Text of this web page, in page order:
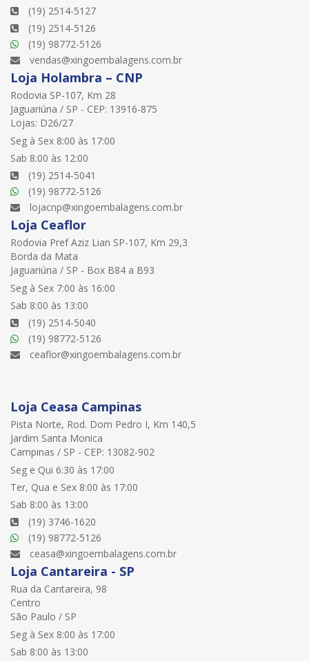
(19) 2514-5127
(19) 2514-5126
(19) 98772-5126
vendas@xingoembalagens.com.br
Loja Holambra – CNP
Rodovia SP-107, Km 28
Jaguariúna / SP - CEP: 13916-875
Lojas: D26/27
Seg à Sex 8:00 às 17:00
Sab 8:00 às 12:00
(19) 2514-5041
(19) 98772-5126
lojacnp@xingoembalagens.com.br
Loja Ceaflor
Rodovia Pref Aziz Lian SP-107, Km 29,3
Borda da Mata
Jaguariúna / SP - Box B84 a B93
Seg à Sex 7:00 às 16:00
Sab 8:00 às 13:00
(19) 2514-5040
(19) 98772-5126
ceaflor@xingoembalagens.com.br
Loja Ceasa Campinas
Pista Norte, Rod. Dom Pedro I, Km 140,5
Jardim Santa Monica
Campinas / SP - CEP: 13082-902
Seg e Qui 6:30 às 17:00
Ter, Qua e Sex 8:00 às 17:00
Sab 8:00 às 13:00
(19) 3746-1620
(19) 98772-5126
ceasa@xingoembalagens.com.br
Loja Cantareira - SP
Rua da Cantareira, 98
Centro
São Paulo / SP
Seg à Sex 8:00 às 17:00
Sab 8:00 às 13:00